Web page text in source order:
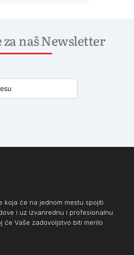
za naš Newsletter
koja će na jednom mestu spojiti
i uz izvanrednu i profesionalnu
će Vaše zadovoljstvo biti merilo